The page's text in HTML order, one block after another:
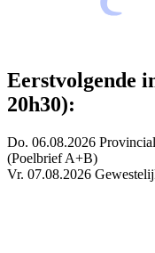
Eerstvolgende
20h30):
Do. 06.08.2026
(Poelbrief A+B)
Vr. 07.08.2026